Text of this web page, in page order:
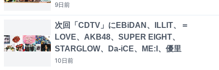
9日前
次回「CDTV」にEBiDAN、ILLIT、＝
LOVE、AKB48、SUPER EIGHT、
STARGLOW、Da-iCE、ME:I、優里
10日前